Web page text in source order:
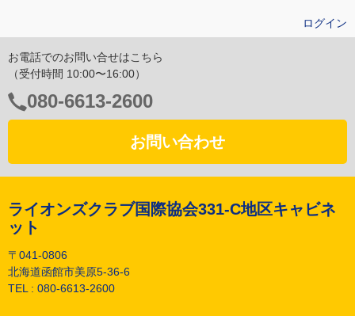
ログイン
お電話でのお問い合せはこちら
（受付時間 10:00〜16:00）
電
話
号：
080-6613-2600
お問い合わせ
ライオンズクラブ国際協会331-C地区キャビネ
ット
〒041-0806
北海道函館市美原5-36-6
TEL : 080-6613-2600